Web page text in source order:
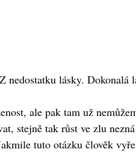
lásky. Dokonalá
ale pak tam už
stejně tak růst ve zlu
tuto otázku člověk